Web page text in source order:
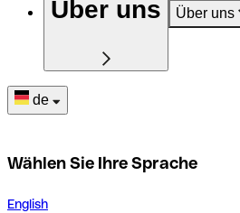
Über uns Über uns
de
Wählen Sie Ihre Sprache
English